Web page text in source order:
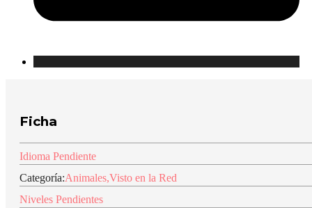
Ficha
Idioma Pendiente
Categoría:Animales,Visto en la Red
Niveles Pendientes